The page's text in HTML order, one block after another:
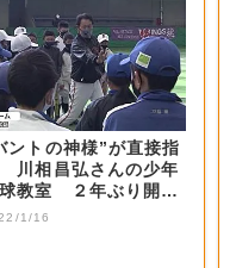
ントの神様”が直接指
川相昌弘さんの少年
教室 ２年ぶり開催
山・岡山...
1/16